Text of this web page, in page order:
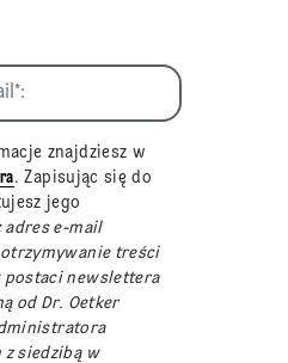
znajdziesz w
. Zapisując się do
jego
adres e-mail
otrzymywanie treści
newslettera
od Dr. Oetker
z siedzibą w